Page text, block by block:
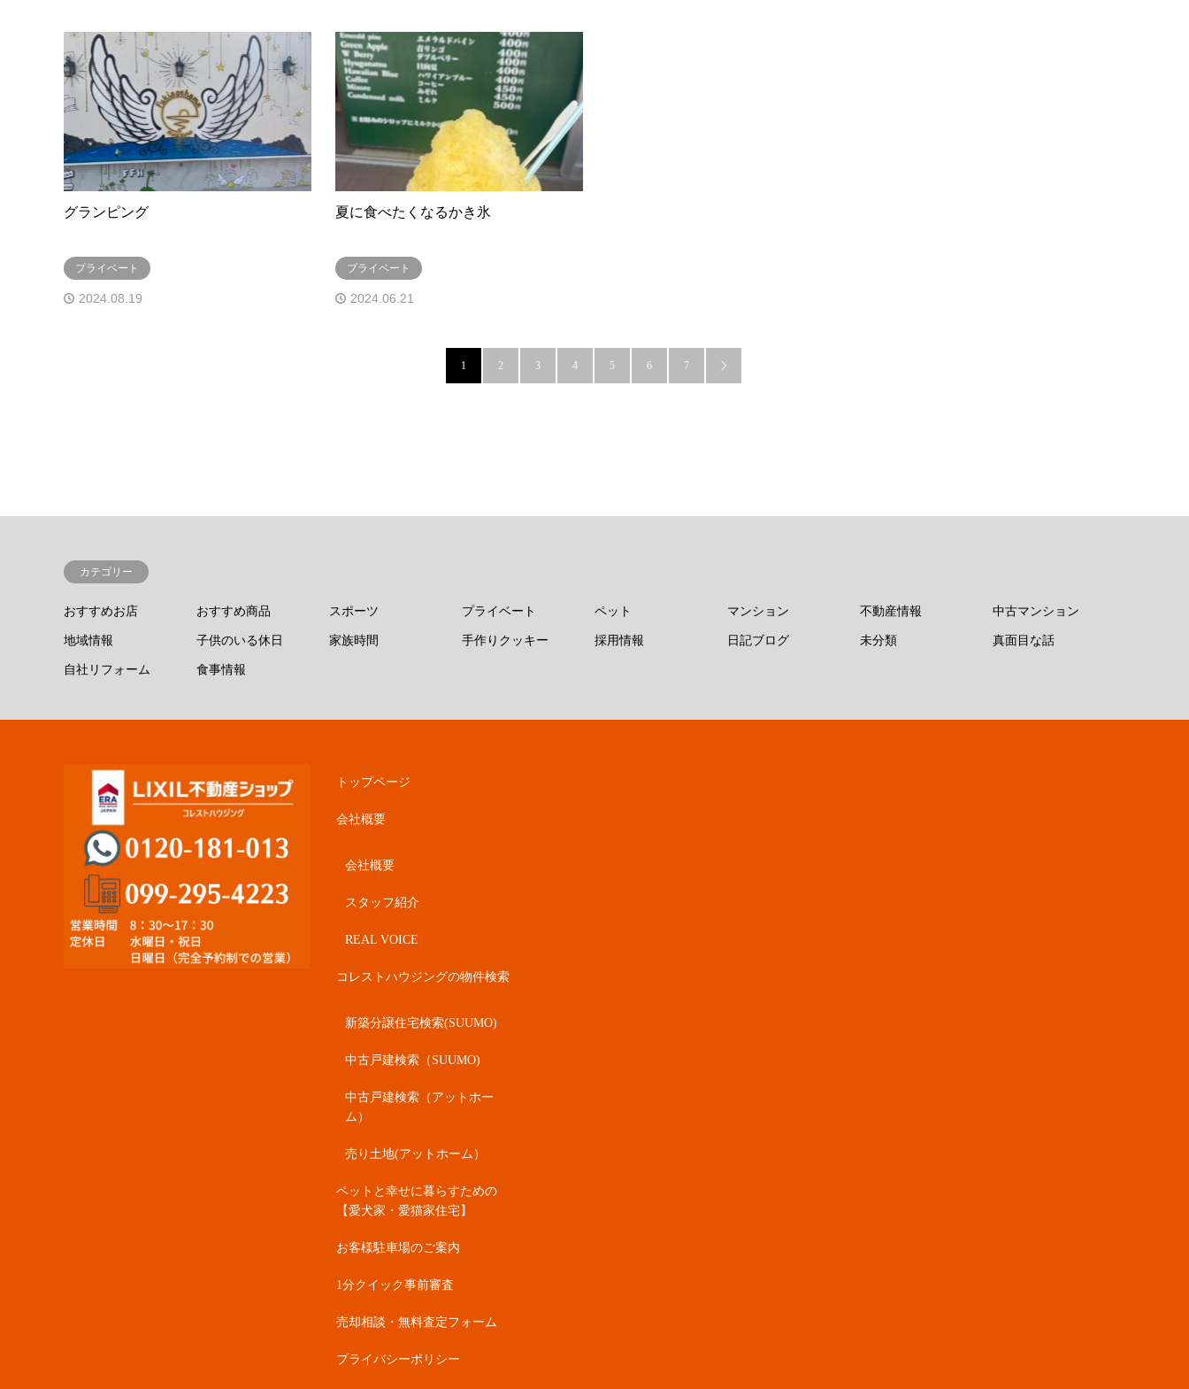
グランピング
プライベート
2024.08.19
夏に食べたくなるかき氷
プライベート
2024.06.21
1 2 3 4 5 6 7 
カテゴリー
おすすめお店 おすすめ商品 スポーツ プライベート ペット マンション 不動産情報 中古マンション
地域情報 子供のいる休日 家族時間 手作りクッキー 採用情報 日記ブログ 未分類 真面目な話
自社リフォーム 食事情報
トップページ
会社概要
会社概要
スタッフ紹介
REAL VOICE
コレストハウジングの物件検索
新築分譲住宅検索(SUUMO)
中古戸建検索（SUUMO)
中古戸建検索（アットホー
ム）
売り土地(アットホーム）
ペットと幸せに暮らすための
【愛犬家・愛猫家住宅】
お客様駐車場のご案内
1分クイック事前審査
売却相談・無料査定フォーム
プライバシーポリシー